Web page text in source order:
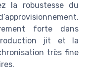
la robustesse du
forte dans
jit et la
très fine